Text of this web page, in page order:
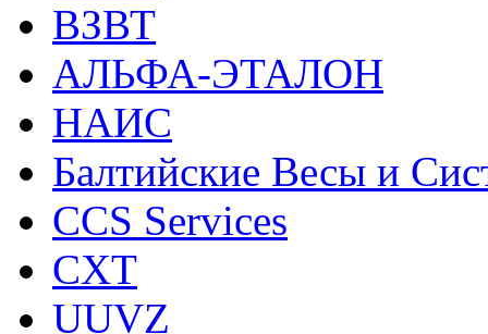
ВЗВТ
АЛЬФА-ЭТАЛОН
НАИС
Балтийские Весы и
CCS Services
CXT
UUVZ